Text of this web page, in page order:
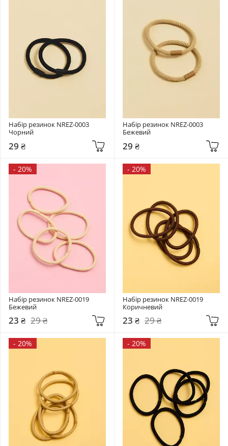
Набір резинок NREZ-0003
Чорний
29 ₴
Набір резинок NREZ-0003
Бежевий
29 ₴
- 20%
Набір резинок NREZ-0019
Бежевий
23 ₴ 29 ₴
- 20%
Набір резинок NREZ-0019
Коричневий
23 ₴ 29 ₴
- 20% - 20%